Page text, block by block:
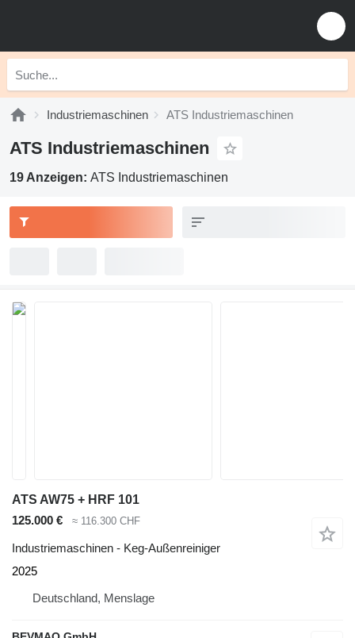
Industriemaschinen ATS Industriemaschinen
ATS Industriemaschinen
19 Anzeigen: ATS Industriemaschinen
ATS AW75 + HRF 101
125.000 €
≈ 116.300 CHF
Industriemaschinen - Keg-Außenreiniger
2025
Deutschland, Menslage